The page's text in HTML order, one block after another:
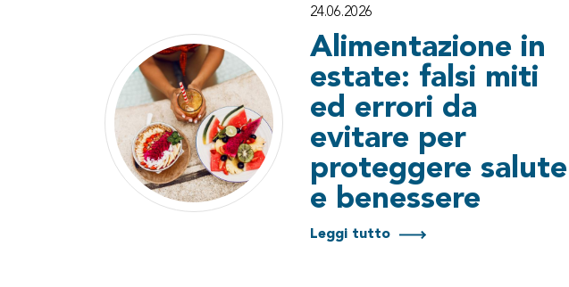
24.06.2026
Alimentazione in
estate: falsi miti
ed errori da
evitare per
proteggere salute
e benessere
Leggi tutto